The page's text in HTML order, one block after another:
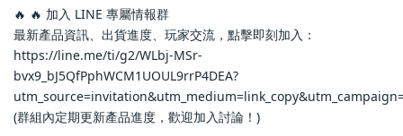
🔥 🔥 加入 LINE 專屬情報群
最新產品資訊、出貨進度、玩家交流，點擊即刻加入：
https://line.me/ti/g2/WLbj-MSr-
bvx9_bJ5QfPphWCM1UOUL9rrP4DEA?
(群組內定期更新產品進度，歡迎加入討論！)